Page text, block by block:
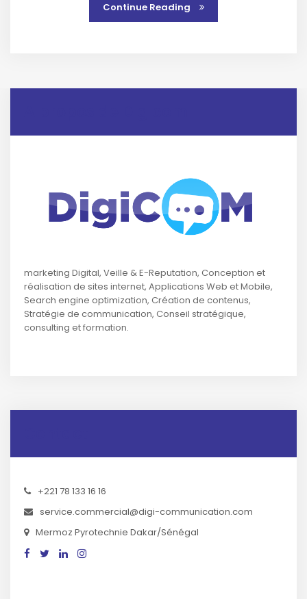
marketing Digital, Veille & E-Reputation, Conception et
réalisation de sites internet, Applications Web et Mobile,
Search engine optimization, Création de contenus,
Stratégie de communication, Conseil stratégique,
consulting et formation.
+221 78 133 16 16
service.commercial@digi-communication.com
Mermoz Pyrotechnie Dakar/Sénégal
Continue Reading